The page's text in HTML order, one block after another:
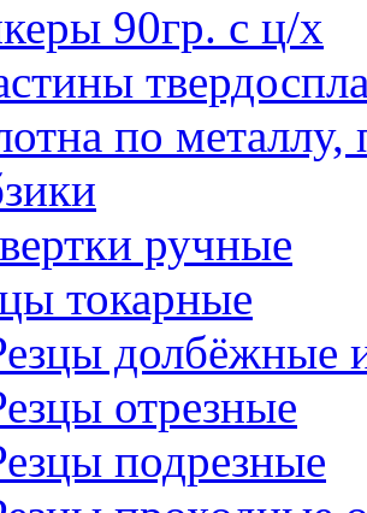
90гр. с ц/х
по
ручные
токарные
долбёжные
отрезные
подрезные